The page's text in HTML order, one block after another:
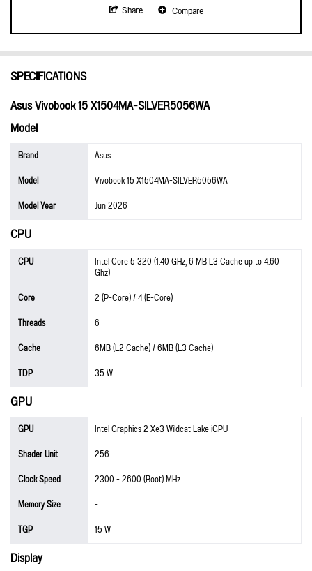
Share Compare
SPECIFICATIONS
Asus Vivobook 15 X1504MA-SILVER5056WA
Model
Brand
Asus
Model
Vivobook 15 X1504MA-SILVER5056WA
Model Year
Jun 2026
CPU
CPU Intel Core 5 320 (1.40 GHz, 6 MB L3 Cache up to 4.60
Ghz)
Core
2 (P-Core) / 4 (E-Core)
Threads
6
Cache
6MB (L2 Cache) / 6MB (L3 Cache)
TDP
35 W
GPU
GPU
Intel Graphics 2 Xe3 Wildcat Lake iGPU
Shader Unit
256
Clock Speed
2300 - 2600 (Boot) MHz
Memory Size
-
TGP
15 W
Display